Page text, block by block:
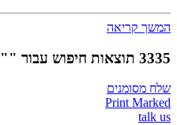
המשך קריאה
3335 תוצאות חיפוש עבור ""
שלח מסומנים
Print Marked
talk us